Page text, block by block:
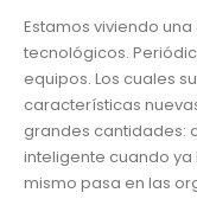
Estamos viviendo
tecnológicos.
equipos. Los cuales
características
grandes cantidades:
inteligente cuando ya
mismo pasa en las